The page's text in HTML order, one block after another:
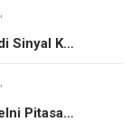
Sinyal K…
Pitasa…